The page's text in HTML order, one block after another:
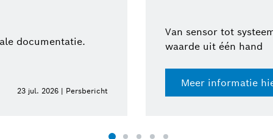
10 jun. 2026 | Persbericht
Meer informatie